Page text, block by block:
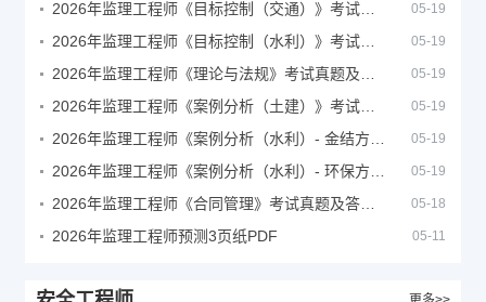
05-19
05-19
05-19
05-19
05-19
05-19
05-18
2026年监理工程师预测3页纸PDF 05-11